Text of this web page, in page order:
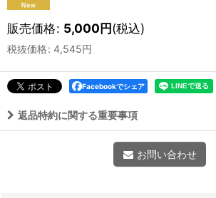
販売価格: 5,000円(税込)
税抜価格: 4,545円
Facebookでシェア
返品特約に関する重要事項
お問い合わせ